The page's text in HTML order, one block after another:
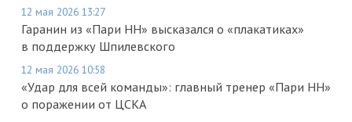
12 мая 2026 13:27
Гаранин из «Пари НН» высказался о «плакатиках»
в поддержку Шпилевского
12 мая 2026 10:58
«Удар для всей команды»: главный тренер «Пари НН»
о поражении от ЦСКА